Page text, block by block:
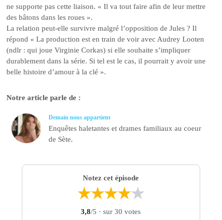
ne supporte pas cette liaison. « Il va tout faire afin de leur mettre
des bâtons dans les roues ».
La relation peut-elle survivre malgré l’opposition de Jules ? Il
répond « La production est en train de voir avec Audrey Looten
(ndlr : qui joue Virginie Corkas) si elle souhaite s’impliquer
durablement dans la série. Si tel est le cas, il pourrait y avoir une
belle histoire d’amour à la clé ».
Notre article parle de :
Demain nous appartient
Enquêtes haletantes et drames familiaux au coeur
de Sète.
Notez cet épisode
★★★★★
3,8/5 · sur 30 votes